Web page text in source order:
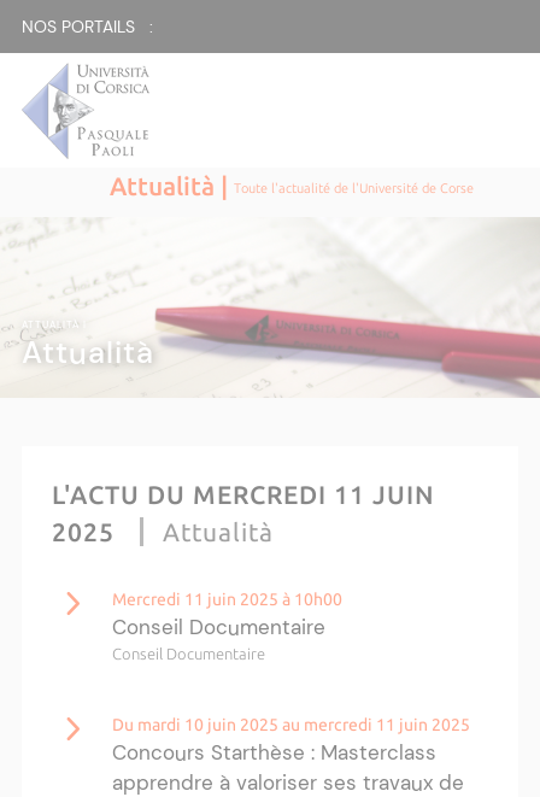
NOS PORTAILS :
Attualità |Toute l'actualité de l'Université de Corse
ATTUALITÀ |
Attualità
L'ACTU DU MERCREDI 11 JUIN
2025
Attualità
Mercredi 11 juin 2025 à 10h00
Conseil Documentaire
Conseil Documentaire
Du mardi 10 juin 2025 au mercredi 11 juin 2025
Concours Starthèse : Masterclass
apprendre à valoriser ses travaux de